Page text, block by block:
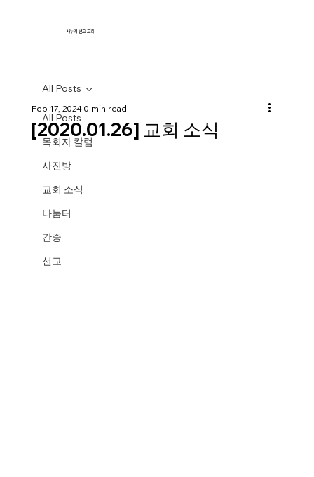
새누리 선교 교회
All Posts
목회자 칼럼
사진방
교회 소식
나눔터
간증
선교
All Posts
[2020.01.26] 교회 소식
Feb 17, 20240 min read